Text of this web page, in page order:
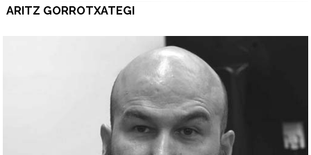
ARITZ GORROTXATEGI